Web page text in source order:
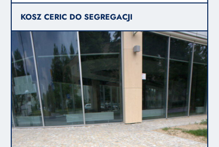
KOSZ CERIC DO SEGREGACJI